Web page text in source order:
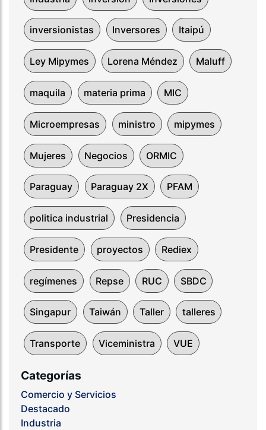
inversionistas Inversores Itaipú
Ley Mipymes Lorena Méndez Maluff
maquila materia prima MIC
Microempresas ministro mipymes
Mujeres Negocios ORMIC
Paraguay Paraguay 2X PFAM
politica industrial Presidencia
Presidente proyectos Rediex
regímenes Repse RUC SBDC
Singapur Taiwán Taller talleres
Transporte Viceministra VUE
Categorías
Comercio y Servicios
Destacado
Industria